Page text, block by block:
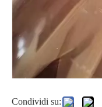
Condividi su: